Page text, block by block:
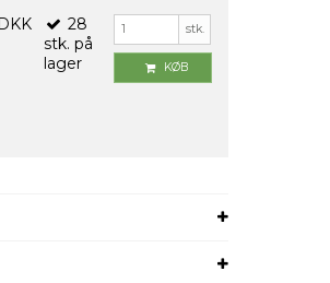
28
stk. på
lager
stk.
KØB